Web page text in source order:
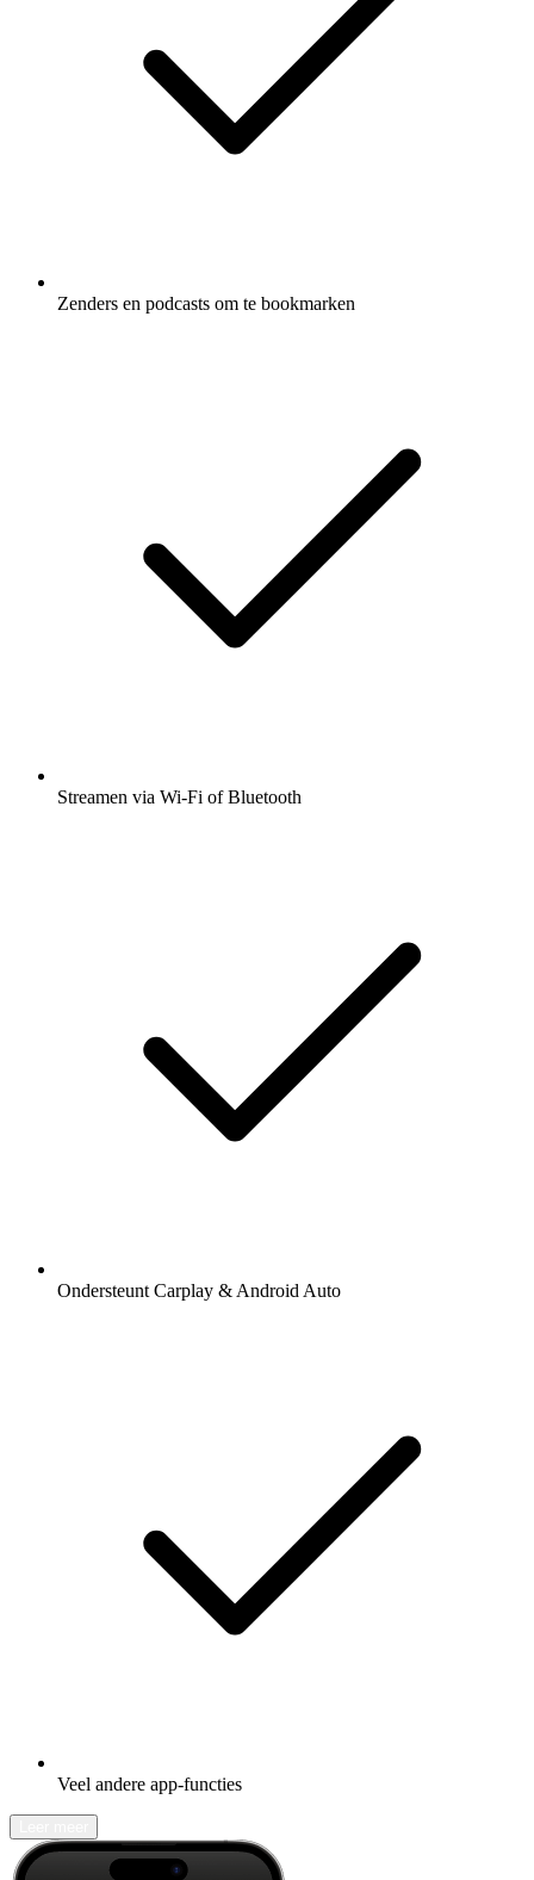
Zenders en podcasts om te bookmarken
Streamen via Wi-Fi of Bluetooth
Ondersteunt Carplay & Android Auto
Veel andere app-functies